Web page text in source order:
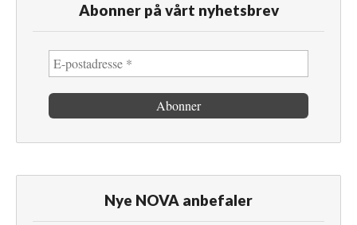
Abonner på vårt nyhetsbrev
Nye NOVA anbefaler